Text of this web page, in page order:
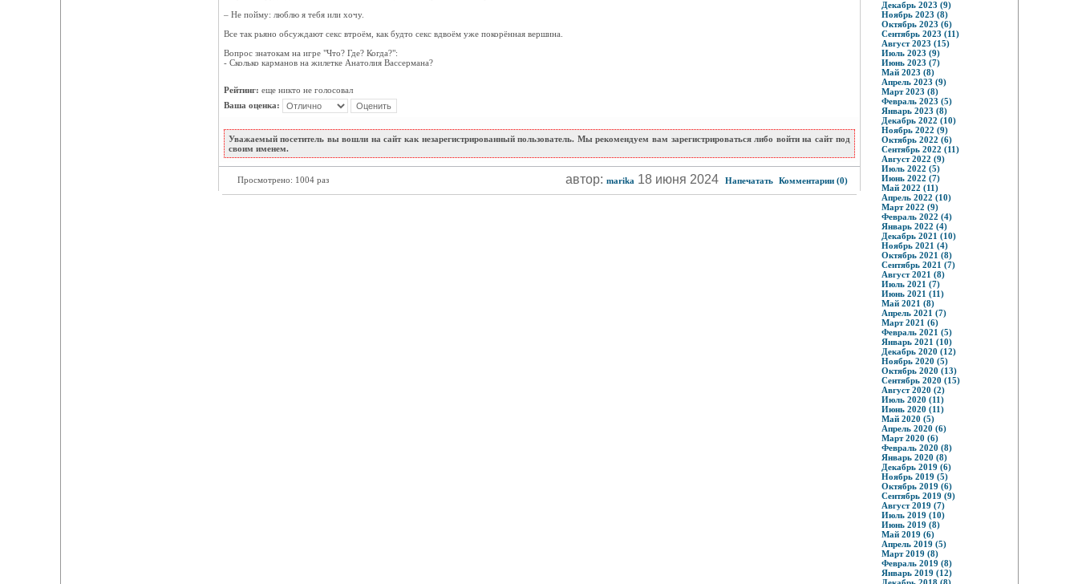
– Не пойму: люблю я тебя или хочу.
Все так рьяно обсуждают секс втроём, как будто секс вдвоём уже покорённая вершина.
Вопрос знатокам на игре "Что? Где? Когда?":
- Сколько карманов на жилетке Анатолия Вассермана?
Рейтинг: еще никто не голосовал
Ваша оценка:
Уважаемый посетитель вы вошли на сайт как незарегистрированный пользователь. Мы рекомендуем вам зарегистрироваться либо войти на сайт под
своим именем.
Просмотрено: 1004 раз автор: marika 18 июня 2024 Напечатать Комментарии (0)
Декабрь 2023 (9)
Ноябрь 2023 (8)
Октябрь 2023 (6)
Сентябрь 2023 (11)
Август 2023 (15)
Июль 2023 (9)
Июнь 2023 (7)
Май 2023 (8)
Апрель 2023 (9)
Март 2023 (8)
Февраль 2023 (5)
Январь 2023 (8)
Декабрь 2022 (10)
Ноябрь 2022 (9)
Октябрь 2022 (6)
Сентябрь 2022 (11)
Август 2022 (9)
Июль 2022 (5)
Июнь 2022 (7)
Май 2022 (11)
Апрель 2022 (10)
Март 2022 (9)
Февраль 2022 (4)
Январь 2022 (4)
Декабрь 2021 (10)
Ноябрь 2021 (4)
Октябрь 2021 (8)
Сентябрь 2021 (7)
Август 2021 (8)
Июль 2021 (7)
Июнь 2021 (11)
Май 2021 (8)
Апрель 2021 (7)
Март 2021 (6)
Февраль 2021 (5)
Январь 2021 (10)
Декабрь 2020 (12)
Ноябрь 2020 (5)
Октябрь 2020 (13)
Сентябрь 2020 (15)
Август 2020 (2)
Июль 2020 (11)
Июнь 2020 (11)
Май 2020 (5)
Апрель 2020 (6)
Март 2020 (6)
Февраль 2020 (8)
Январь 2020 (8)
Декабрь 2019 (6)
Ноябрь 2019 (5)
Октябрь 2019 (6)
Сентябрь 2019 (9)
Август 2019 (7)
Июль 2019 (10)
Июнь 2019 (8)
Май 2019 (6)
Апрель 2019 (5)
Март 2019 (8)
Февраль 2019 (8)
Январь 2019 (12)